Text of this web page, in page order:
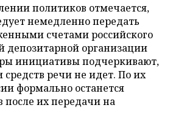
политиков отмечается,
немедленно передать
счетами российского
депозитарной организации
инициативы подчеркивают,
речи не идет. По их
формально останется
после их передачи на